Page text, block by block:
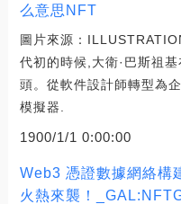
么意思NFT
圖片來源：
代初的時候,大衛·巴斯祖
頭。從軟件設計師轉型為
模擬器.
1900/1/1 0:00:00
Web3 憑證數據網絡構
火熱來襲！